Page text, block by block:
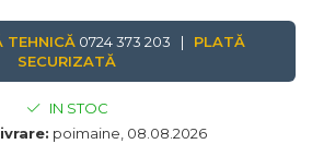
TEHNICĂ 0724 373 203 | PLATĂ
SECURIZATĂ
IN STOC
poimaine, 08.08.2026